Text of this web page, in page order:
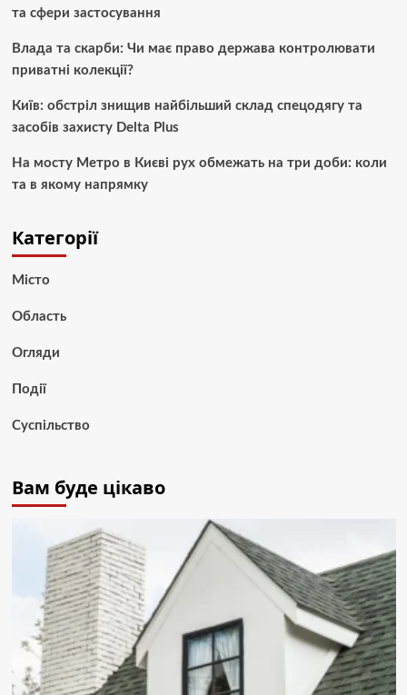
та сфери застосування
Влада та скарби: Чи має право держава контролювати
приватні колекції?
Київ: обстріл знищив найбільший склад спецодягу та
засобів захисту Delta Plus
На мосту Метро в Києві рух обмежать на три доби: коли
та в якому напрямку
Категорії
Місто
Область
Огляди
Події
Суспільство
Вам буде цікаво